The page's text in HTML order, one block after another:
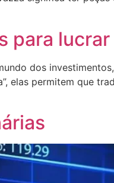
para
dos
elas permitem que